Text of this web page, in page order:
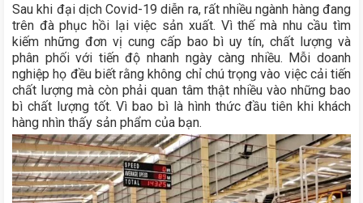
Sau khi đại dịch Covid-19 diễn ra, rất nhiều ngành hàng đang
trên đà phục hồi lại việc sản xuất. Vì thế mà nhu cầu tìm
kiếm những đơn vị cung cấp bao bì uy tín, chất lượng và
phân phối với tiến độ nhanh ngày càng nhiều. Mỗi doanh
nghiệp họ đều biết rằng không chỉ chú trọng vào việc cải tiến
chất lượng mà còn phải quan tâm thật nhiều vào những bao
bì chất lượng tốt. Vì bao bì là hình thức đầu tiên khi khách
hàng nhìn thấy sản phẩm của bạn.